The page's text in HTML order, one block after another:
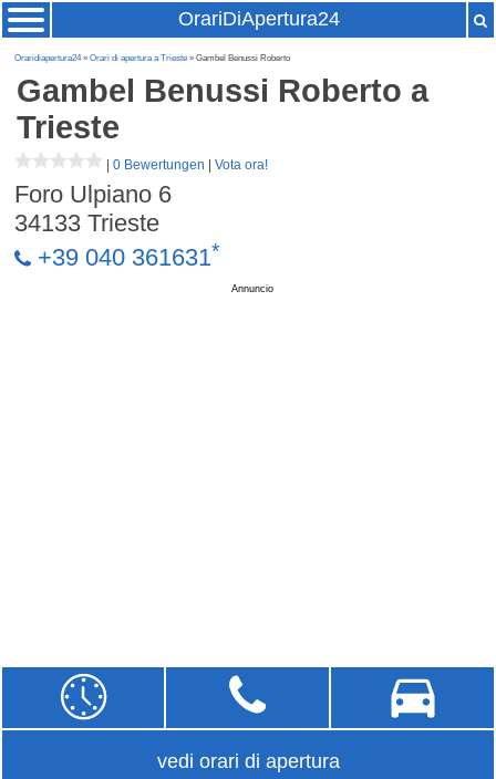
OrariDiApertura24
Oraridiapertura24»Orari di apertura a Trieste » Gambel Benussi Roberto
Gambel Benussi Roberto a
Trieste
|0 Bewertungen |Vota ora!
Foro Ulpiano 6
34133 Trieste
+39 040 361631*
Annuncio
vedi orari di apertura